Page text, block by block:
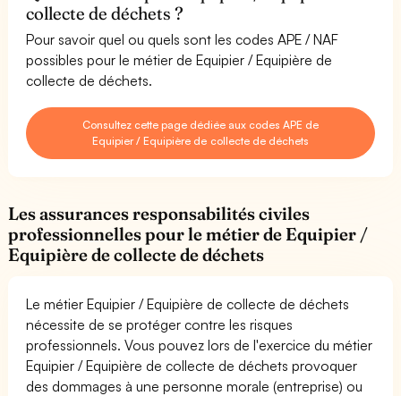
collecte de déchets ?
Pour savoir quel ou quels sont les codes APE / NAF
possibles pour le métier de Equipier / Equipière de
collecte de déchets.
Consultez cette page dédiée aux codes APE de
Equipier / Equipière de collecte de déchets
Les assurances responsabilités civiles
professionnelles pour le métier de Equipier /
Equipière de collecte de déchets
Le métier Equipier / Equipière de collecte de déchets
nécessite de se protéger contre les risques
professionnels. Vous pouvez lors de l'exercice du métier
Equipier / Equipière de collecte de déchets provoquer
des dommages à une personne morale (entreprise) ou